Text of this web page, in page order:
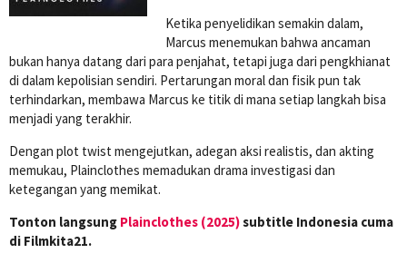
Ketika penyelidikan semakin dalam,
Marcus menemukan bahwa ancaman
bukan hanya datang dari para penjahat, tetapi juga dari pengkhianat
di dalam kepolisian sendiri. Pertarungan moral dan fisik pun tak
terhindarkan, membawa Marcus ke titik di mana setiap langkah bisa
menjadi yang terakhir.
Dengan plot twist mengejutkan, adegan aksi realistis, dan akting
memukau, Plainclothes memadukan drama investigasi dan
ketegangan yang memikat.
Tonton langsung Plainclothes (2025)subtitle Indonesia cuma
di Filmkita21.